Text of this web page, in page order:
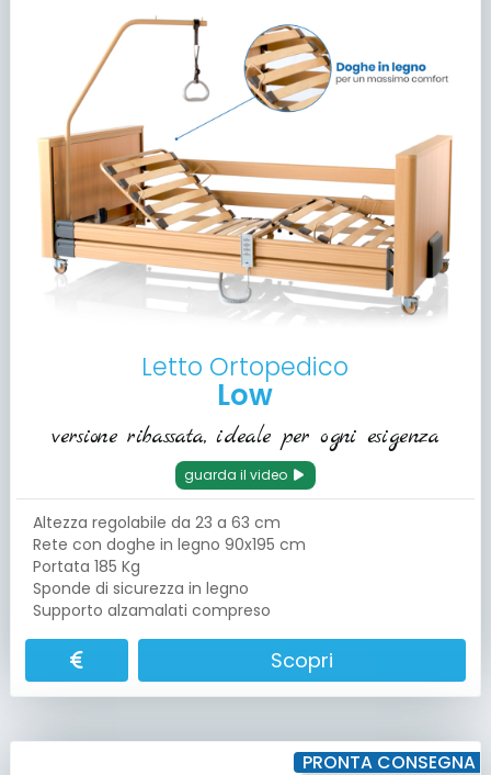
Letto Ortopedico
Low
versione ribassata, ideale per ogni esigenza
guarda il video
Altezza regolabile da 23 a 63 cm
Rete con doghe in legno 90x195 cm
Portata 185 Kg
Sponde di sicurezza in legno
Supporto alzamalati compreso
Scopri
PRONTA CONSEGNA